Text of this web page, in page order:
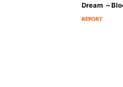
Dream ～
REPORT